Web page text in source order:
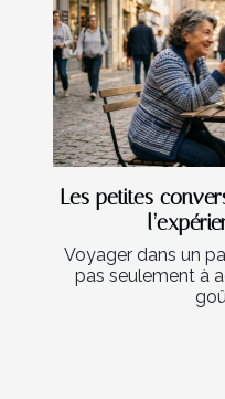
Les petites
Voyager dans un
pas seulement à